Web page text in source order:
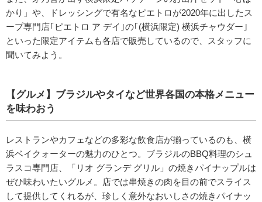
かり」や、ドレッシングで有名なピエトロが2020年に出したス
ープ専門店｢ピエトロ ア デイ｣の｢(横浜限定) 横浜チャウダー｣
といった限定アイテムも各店で販売しているので、スタッフに
聞いてみよう。
【グルメ】ブラジルやタイなど世界各国の本格メニュー
を味わおう
レストランやカフェなどの多彩な飲食店が揃っているのも、横
浜ベイクォーターの魅力のひとつ。ブラジルのBBQ料理のシュ
ラスコ専門店、「リオ グランデ グリル」の焼きパイナップルは
ぜひ味わいたいグルメ。店では串焼きの肉を目の前でスライス
して提供してくれるが、珍しく意外なおいしさの焼きパイナッ